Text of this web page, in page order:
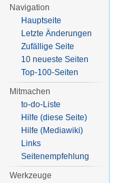
Navigation
Hauptseite
Letzte Änderungen
Zufällige Seite
10 neueste Seiten
Top-100-Seiten
Mitmachen
to-do-Liste
Hilfe (diese Seite)
Hilfe (Mediawiki)
Links
Seitenempfehlung
Werkzeuge